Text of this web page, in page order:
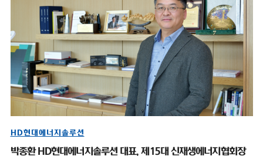
HD현대에너지솔루션
박종환 HD현대에너지솔루션 대표, 제15대 신재생에너지협회장